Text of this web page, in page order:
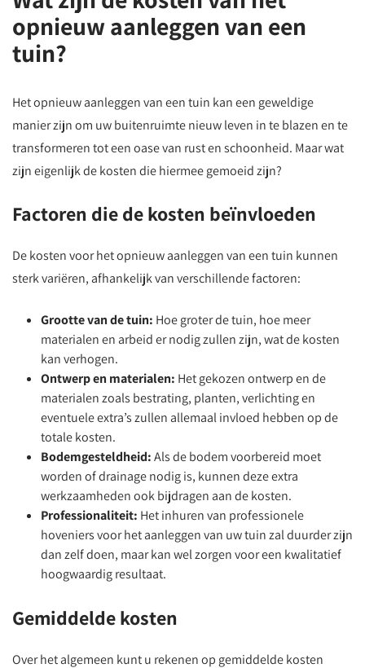
opnieuw aanleggen van een
tuin?
Het opnieuw aanleggen van een tuin kan een geweldige
manier zijn om uw buitenruimte nieuw leven in te blazen en te
transformeren tot een oase van rust en schoonheid. Maar wat
zijn eigenlijk de kosten die hiermee gemoeid zijn?
Factoren die de kosten beïnvloeden
De kosten voor het opnieuw aanleggen van een tuin kunnen
sterk variëren, afhankelijk van verschillende factoren:
Grootte van de tuin: Hoe groter de tuin, hoe meer
materialen en arbeid er nodig zullen zijn, wat de kosten
kan verhogen.
Ontwerp en materialen: Het gekozen ontwerp en de
materialen zoals bestrating, planten, verlichting en
eventuele extra’s zullen allemaal invloed hebben op de
totale kosten.
Bodemgesteldheid:Als de bodem voorbereid moet
worden of drainage nodig is, kunnen deze extra
werkzaamheden ook bijdragen aan de kosten.
Professionaliteit: Het inhuren van professionele
hoveniers voor het aanleggen van uw tuin zal duurder zijn
dan zelf doen, maar kan wel zorgen voor een kwalitatief
hoogwaardig resultaat.
Gemiddelde kosten
Over het algemeen kunt u rekenen op gemiddelde kosten